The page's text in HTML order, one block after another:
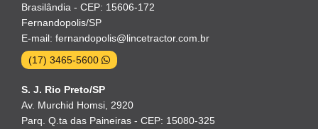
Brasilândia - CEP: 15606-172
Fernandopolis/SP
E-mail: fernandopolis@lincetractor.com.br
(17) 3465-5600
S. J. Rio Preto/SP
Av. Murchid Homsi, 2920
Parq. Q.ta das Paineiras - CEP: 15080-325